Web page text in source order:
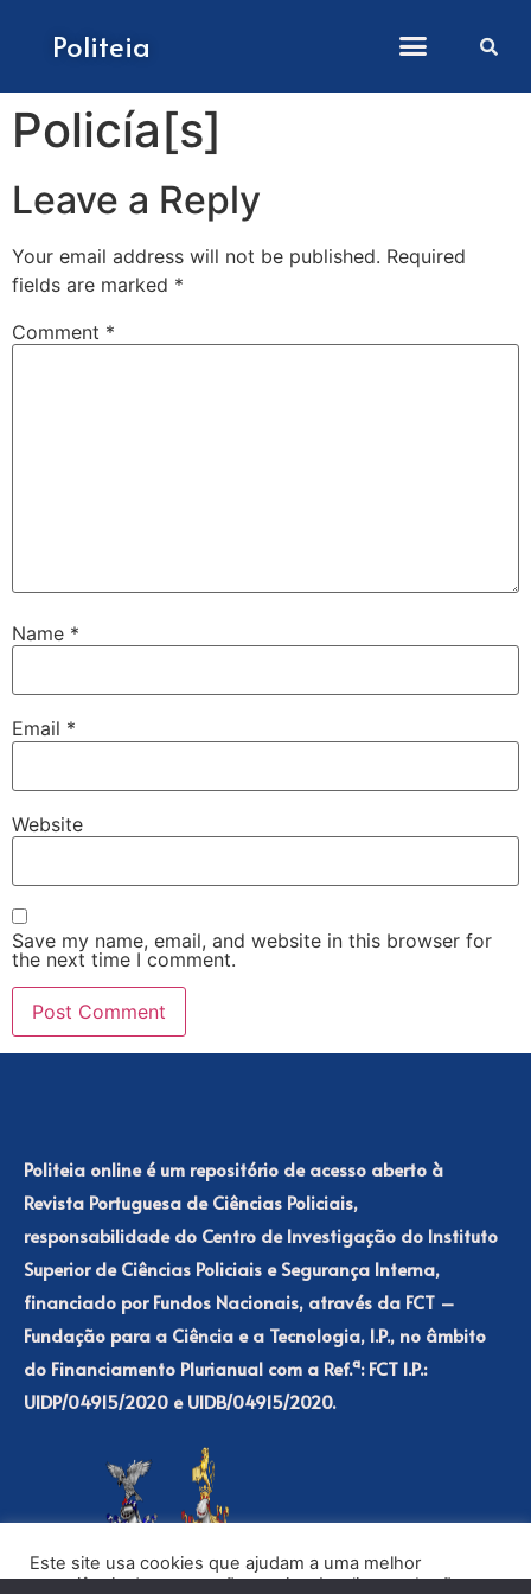
Politeia
Policía[s]
Leave a Reply
Your email address will not be published. Required
fields are marked *
Comment *
Name *
Email *
Website
Save my name, email, and website in this browser for
the next time I comment.
Politeia online é um repositório de acesso aberto à
Revista Portuguesa de Ciências Policiais,
responsabilidade do Centro de Investigação do Instituto
Superior de Ciências Policiais e Segurança Interna,
financiado por Fundos Nacionais, através da FCT –
Fundação para a Ciência e a Tecnologia, I.P., no âmbito
do Financiamento Plurianual com a Ref.ª: FCT I.P.:
UIDP/04915/2020 e UIDB/04915/2020.
Este site usa cookies que ajudam a uma melhor
experiência de navegação no site. Ao clicar no botão